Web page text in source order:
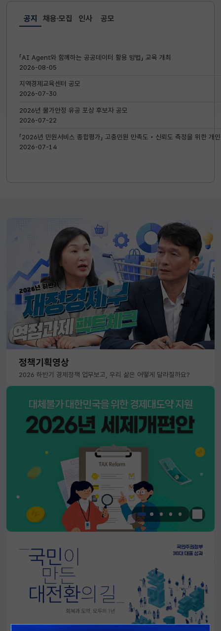
공지
선택됨
공지
「AI Agent와 함께하는 공공데이터 활용 방법」 교육 개최
2026-08-05
지역경제교육센터 공모
2026-07-30
2026년 물가안정 유공 포상 후보자 공모
2026-07-22
「2026년 민원서비스 종합평가」 고충민원 만족도‧신뢰도 측정을 위한 개
2026-07-14
채용·모집 인사 공모
정책기획영상
2026 하반기 경제정책 업무보고, 우리 삶은 어떻게 달라질까요?
한눈에